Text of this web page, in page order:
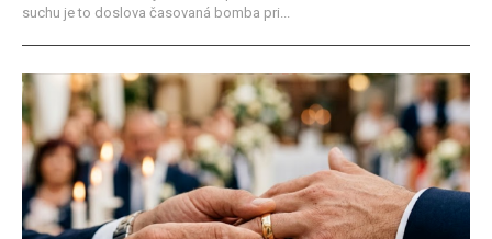
suchu je to doslova časovaná bomba pri...